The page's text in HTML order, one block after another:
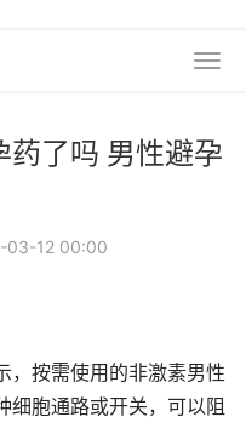
了吗 男性避孕
03-12 00:00
，按需使用的非激素男性
细胞通路或开关，可以阻